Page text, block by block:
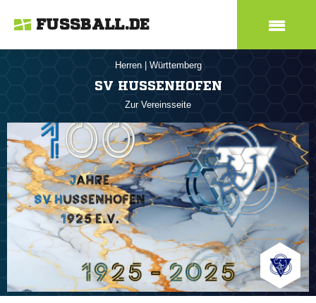
FUSSBALL.DE
Herren Württemberg
SV HUSSENHOFEN
Zur Vereinsseite